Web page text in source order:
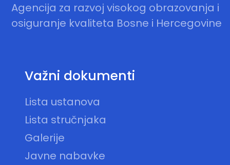
Agencija za razvoj visokog obrazovanja i
osiguranje kvaliteta Bosne i Hercegovine
Važni dokumenti
Lista ustanova
Lista stručnjaka
Galerije
Javne nabavke